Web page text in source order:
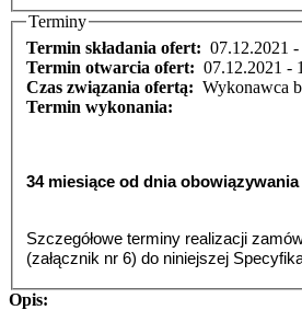
Terminy
Termin składania ofert: 07.12.2021
Termin otwarcia ofert: 07.12.2021 -
Czas związania ofertą: Wykonawca
Termin wykonania:
34 miesiące od dnia
Szczegółowe terminy realizacji
(załącznik nr 6) do niniejszej
Opis: